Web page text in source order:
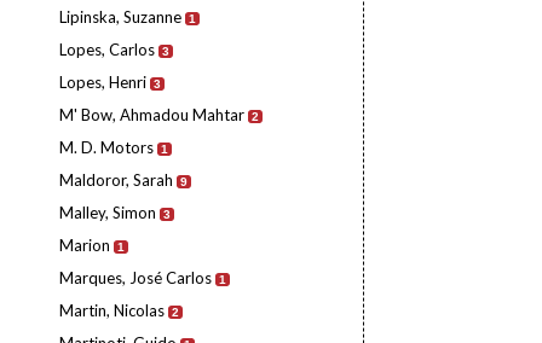
Lipinska, Suzanne 1
Lopes, Carlos 3
Lopes, Henri 3
M' Bow, Ahmadou Mahtar 2
M. D. Motors 1
Maldoror, Sarah 9
Malley, Simon 3
Marion 1
Marques, José Carlos 1
Martin, Nicolas 2